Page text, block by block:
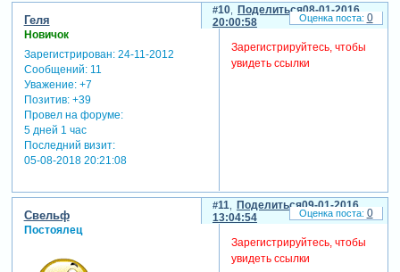
Поделиться
10
08-01-2016
20:00:58
Геля
Новичок
Зарегистрирован: 24-11-2012
Сообщений:11
Уважение: +7
Позитив: +39
Провел на форуме:
5 дней 1 час
Последний визит:
05-08-2018 20:21:08
Зарегистрируйтесь, чтобы
увидеть ссылки
0
Поделиться
11
09-01-2016
13:04:54
Свельф
Постоялец
Зарегистрируйтесь, чтобы
увидеть ссылки
0